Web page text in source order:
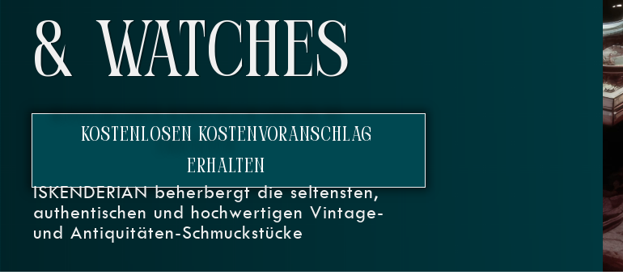
& WATCHES
KOSTENLOSEN KOSTENVORANSCHLAG
ERHALTEN
ISKENDERIAN beherbergt die seltensten,
authentischen und hochwertigen Vintage-
und Antiquitäten-Schmuckstücke